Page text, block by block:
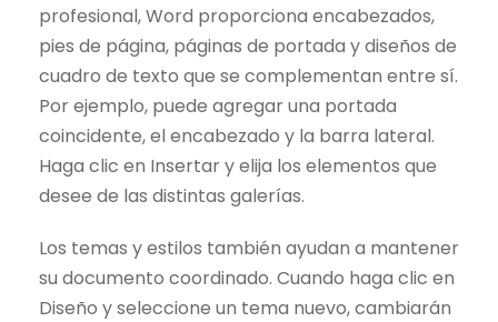
profesional, Word proporciona encabezados,
pies de página, páginas de portada y diseños de
cuadro de texto que se complementan entre sí.
Por ejemplo, puede agregar una portada
coincidente, el encabezado y la barra lateral.
Haga clic en Insertar y elija los elementos que
desee de las distintas galerías.
Los temas y estilos también ayudan a mantener
su documento coordinado. Cuando haga clic en
Diseño y seleccione un tema nuevo, cambiarán